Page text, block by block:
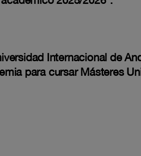
Internacional de
para cursar Másteres